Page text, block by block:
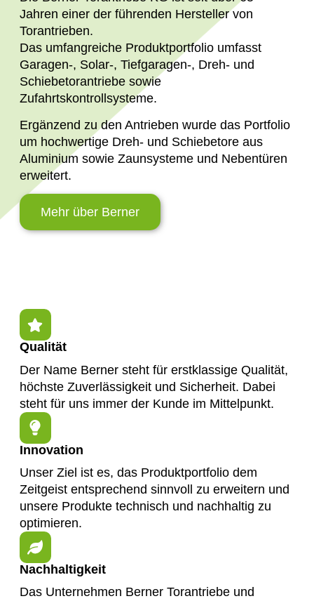
Jahren einer der führenden Hersteller von
Torantrieben.
Das umfangreiche Produktportfolio umfasst
Garagen-, Solar-, Tiefgaragen-, Dreh- und
Schiebetorantriebe sowie
Zufahrtskontrollsysteme.
Ergänzend zu den Antrieben wurde das Portfolio
um hochwertige Dreh- und Schiebetore aus
Aluminium sowie Zaunsysteme und Nebentüren
erweitert.
Mehr über Berner
Qualität
Der Name Berner steht für erstklassige Qualität,
höchste Zuverlässigkeit und Sicherheit. Dabei
steht für uns immer der Kunde im Mittelpunkt.
Innovation
Unser Ziel ist es, das Produktportfolio dem
Zeitgeist entsprechend sinnvoll zu erweitern und
unsere Produkte technisch und nachhaltig zu
optimieren.
Nachhaltigkeit
Das Unternehmen Berner Torantriebe und